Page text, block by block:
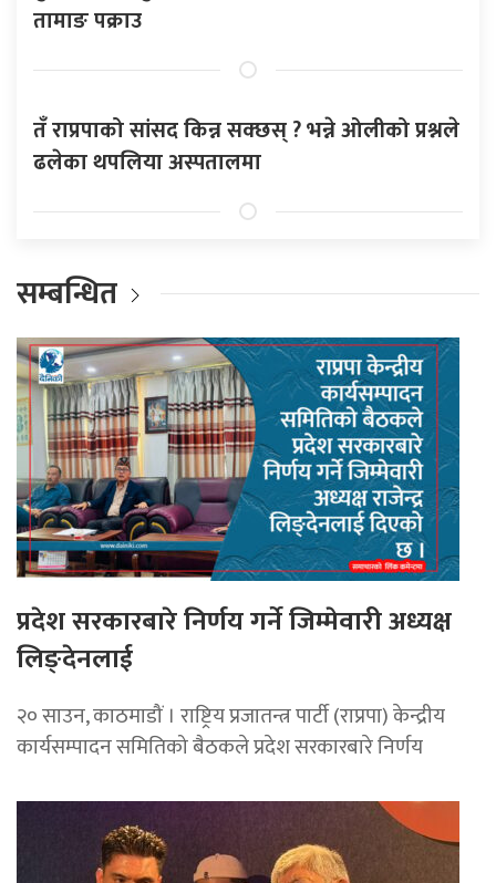
तामाङ पक्राउ
तँ राप्रपाको सांसद किन्न सक्छस् ? भन्ने ओलीको प्रश्नले
ढलेका थपलिया अस्पतालमा
सम्बन्धित
प्रदेश सरकारबारे निर्णय गर्ने जिम्मेवारी अध्यक्ष
लिङ्देनलाई
२० साउन, काठमाडौं । राष्ट्रिय प्रजातन्त्र पार्टी (राप्रपा) केन्द्रीय
कार्यसम्पादन समितिको बैठकले प्रदेश सरकारबारे निर्णय